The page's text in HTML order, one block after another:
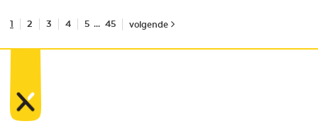
1 2 3 4 5 ... 45 volgende